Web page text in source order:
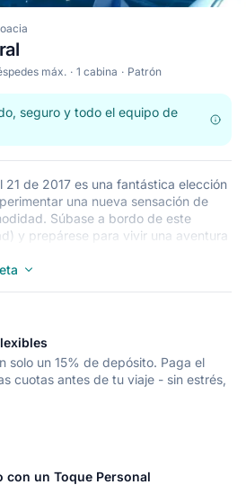
máx. 1 cabina
Patrón
seguro y todo el equipo de
21 de 2017 es una fantástica elección
una nueva sensación de
Súbase a bordo de este
y prepárese para vivir una aventura
huéspedes y es perfecto para
Krk (ciudad), una base excepcional
(ciudad) en un barco a motor de
solo un 15% de depósito. Paga el
cuotas antes de tu viaje - sin estrés,
con un Toque Personal